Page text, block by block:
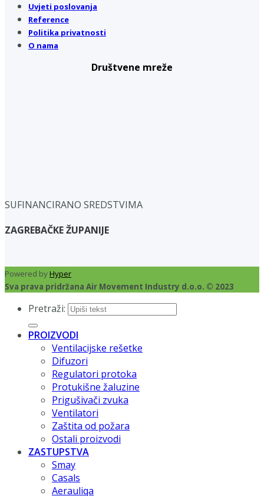
Uvjeti poslovanja
Reference
Politika privatnosti
O nama
Društvene mreže
SUFINANCIRANO SREDSTVIMA
ZAGREBAČKE ŽUPANIJE
Powered byHyper
Sva prava pridržana Air Movement Industry d.o.o. © 2023
Pretraži:
PROIZVODI
Ventilacijske rešetke
Difuzori
Regulatori protoka
Protukišne žaluzine
Prigušivači zvuka
Ventilatori
Zaštita od požara
Ostali proizvodi
ZASTUPSTVA
Smay
Casals
Aerauliqa